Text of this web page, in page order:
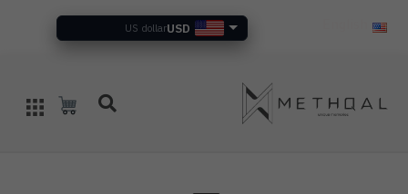
USD
US dollar